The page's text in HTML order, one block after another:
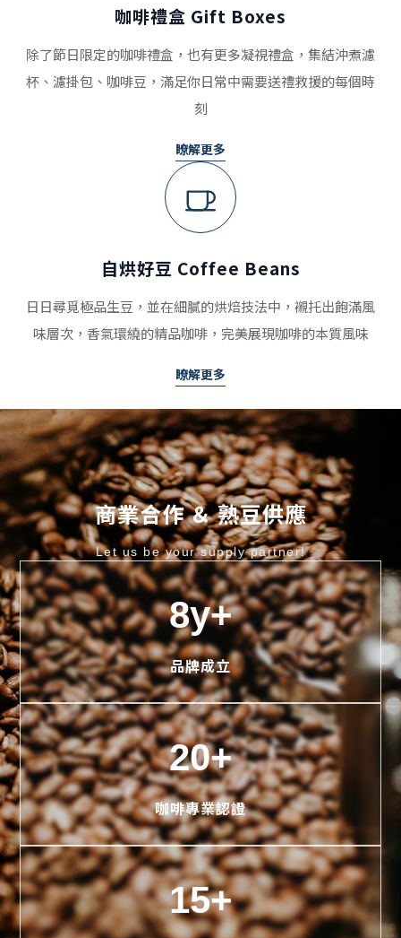
咖啡禮盒 Gift Boxes
除了節日限定的咖啡禮盒，也有更多凝視禮盒，集結沖煮濾
杯、濾掛包、咖啡豆，滿足你日常中需要送禮救援的每個時
刻
瞭解更多
自烘好豆 Coffee Beans
日日尋覓極品生豆，並在細膩的烘焙技法中，襯托出飽滿風
味層次，香氣環繞的精品咖啡，完美展現咖啡的本質風味
瞭解更多
商業合作 ＆ 熟豆供應
Let us be your supply partner!
8y+
品牌成立
20+
咖啡專業認證
15+